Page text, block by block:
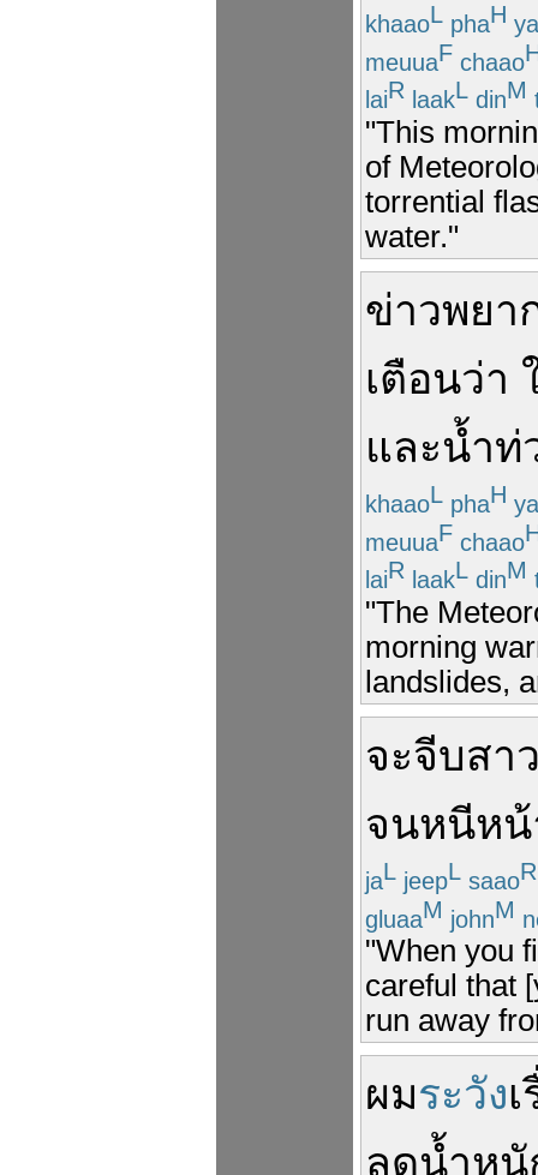
khaaoL phaH
meuuaF chaao
laiR laakL dinM
"This
of
torrential
water."
ข่าวพยา
เตือนว่า
และน้ำท่
khaaoL phaH
meuuaF chaao
laiR laakL dinM
"The
morning
landslides,
จะจีบสา
จนหนีหน้
jaL jeepL saaoR
gluaaM johnM
"When you
careful that
run away
ผมระวัง
ลดน้ำหนั